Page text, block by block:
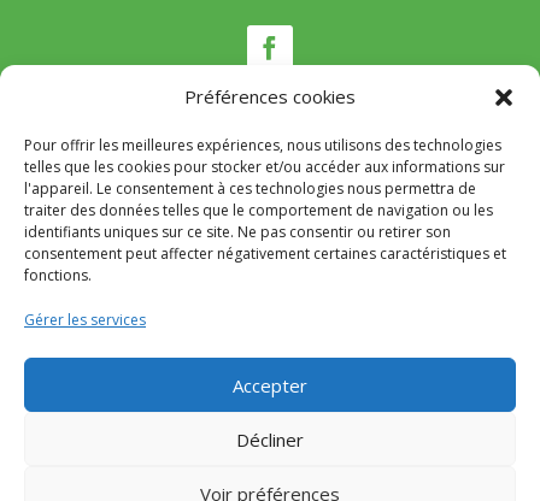
Préférences cookies
Pour offrir les meilleures expériences, nous utilisons des technologies
telles que les cookies pour stocker et/ou accéder aux informations sur
l'appareil. Le consentement à ces technologies nous permettra de
traiter des données telles que le comportement de navigation ou les
identifiants uniques sur ce site. Ne pas consentir ou retirer son
consentement peut affecter négativement certaines caractéristiques et
fonctions.
Gérer les services
Accepter
Décliner
Voir préférences
Nous contacter
Tél : 04 95 22 80 53
Mail: mairie@appietto.corsica
Adresse :164 strada Lt Toussaint Gozzi 20167
© 2024 Mairie d’Appietto – RéalisationSITEC –
–Politique de confidentialité